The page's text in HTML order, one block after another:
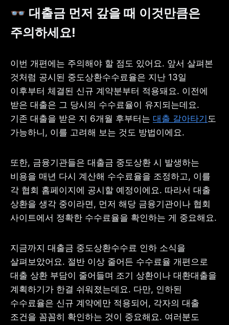
👓 대출금 먼저 갚을 때 이것만큼은
주의하세요!
이번 개편에는 주의해야 할 점도 있어요. 앞서 살펴본
것처럼 공시된 중도상환수수료율은 지난 13일
이후부터 체결된 신규 계약분부터 적용돼요. 이전에
받은 대출은 그 당시의 수수료율이 유지되는데요.
기존 대출을 받은 지 6개월 후부터는 대출 갈아타기 도
가능하니, 이를 고려해 보는 것도 방법이에요.
또한, 금융기관들은 대출금 중도상환 시 발생하는
비용을 매년 다시 계산해 수수료율을 조정하고, 이를
각 협회 홈페이지에 공시할 예정이에요. 따라서 대출
상환을 생각 중이라면, 먼저 해당 금융기관이나 협회
사이트에서 정확한 수수료율을 확인하는 게 중요해요.
지금까지 대출금 중도상환수수료 인하 소식을
살펴보았어요. 절반 이상 줄어든 수수료율 개편으로
대출 상환 부담이 줄어들며 조기 상환이나 대환대출을
계획하기가 한결 쉬워졌는데요. 다만, 인하된
수수료율은 신규 계약에만 적용되어, 각자의 대출
조건을 꼼꼼히 확인하는 것이 중요해요. 여러분도